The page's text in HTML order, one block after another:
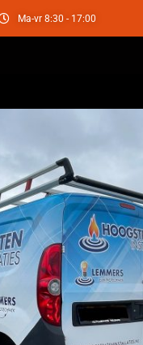
Ma-vr 8:30 - 17:00